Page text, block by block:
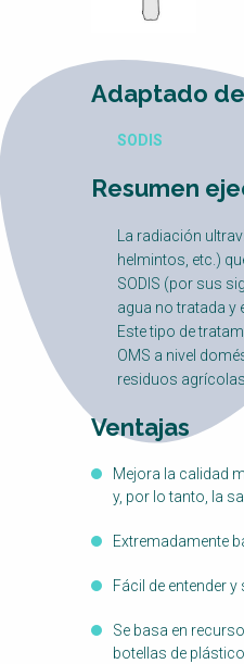
Adaptado de
SODIS
Resumen
La radiación
helmintos, etc.)
SODIS (por sus
agua no tratada y
Este tipo de
OMS a nivel
residuos
Ventajas
Mejora la calidad
y, por lo tanto, la
Extremadamente
Fácil de entender
Se basa en
botellas de